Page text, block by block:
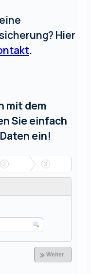
Hier
.
mit dem
Sie einfach
ein!